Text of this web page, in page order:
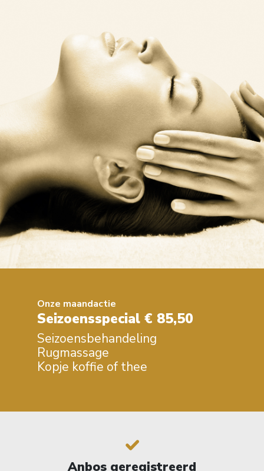
Onze maandactie
Seizoensspecial € 85,50
Seizoensbehandeling
Rugmassage
Kopje koffie of thee
Anbos geregistreerd